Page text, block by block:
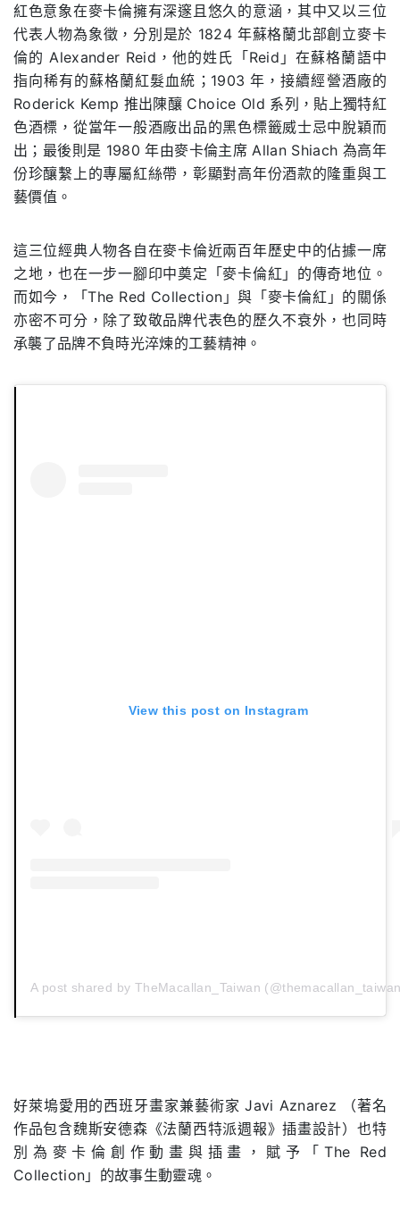
紅色意象在麥卡倫擁有深邃且悠久的意涵，其中又以三位
代表人物為象徵，分別是於 1824 年蘇格蘭北部創立麥卡
倫的 Alexander Reid，他的姓氏「Reid」在蘇格蘭語中
指向稀有的蘇格蘭紅髮血統；1903 年，接續經營酒廠的
Roderick Kemp 推出陳釀 Choice Old 系列，貼上獨特紅
色酒標，從當年一般酒廠出品的黑色標籤威士忌中脫穎而
出；最後則是 1980 年由麥卡倫主席 Allan Shiach 為高年
份珍釀繫上的專屬紅絲帶，彰顯對高年份酒款的隆重與工
藝價值。
這三位經典人物各自在麥卡倫近兩百年歷史中的佔據一席
之地，也在一步一腳印中奠定「麥卡倫紅」的傳奇地位。
而如今，「The Red Collection」與「麥卡倫紅」的關係
亦密不可分，除了致敬品牌代表色的歷久不衰外，也同時
承襲了品牌不負時光淬煉的工藝精神。
View this post on Instagram
A post shared by TheMacallan_Taiwan
好萊塢愛用的西班牙畫家兼藝術家 Javi Aznarez （著名
作品包含魏斯安德森《法蘭西特派週報》插畫設計）也特
別為麥卡倫創作動畫與插畫，賦予「The Red
Collection」的故事生動靈魂。